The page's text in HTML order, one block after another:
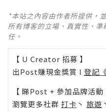
*本站之內容由作者所提供，
所有博客的立場、真實性、
任。
【 U Creator 招募 】
出Post賺現金獎賞 l 登記
【 睇Post + 參加品牌活動
瀏覽更多社群 打卡 丶 旅遊